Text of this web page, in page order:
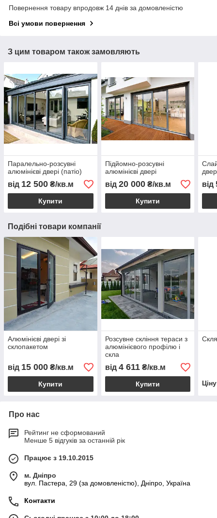
Повернення товару впродовж 14 днів за домовленістю
Всі умови повернення
З цим товаром також замовляють
Паралельно-розсувні
алюмінієві двері (патіо)
від 12 500 ₴/кв.м
Купити
Підйомно-розсувні
алюмінієві двері
від 20 000₴/кв.м
Купити
від
Подібні товари компанії
Алюмінієві двері зі
склопакетом
від 15 000 ₴/кв.м
Купити
Розсувне скління тераси з
алюмінієвого профілю і
скла
від 4 611₴/кв.м
Купити
Про нас
Рейтинг не сформований
Менше 5 відгуків за останній рік
Працює з 19.10.2015
м. Дніпро
вул. Пастера, 29 (за домовленістю), Дніпро, Україна
Контакти